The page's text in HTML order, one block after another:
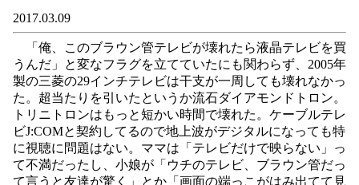
2017.03.09
「俺、このブラウン管テレビが壊れたら液晶テレビを買
うんだ」と変なフラグを立てていたにも関わらず、2005年
製の三菱の29インチテレビは干支が一周しても壊れなかっ
た。超当たりを引いたというか流石ダイアモンドトロン。
トリニトロンはもっと短かい時間で壊れた。ケーブルテレ
ビJ:COMと契約してるので地上波がデジタルになっても特
に視聴に問題はない。ママは「テレビだけで映らない」っ
て不満だったし、小娘が「ウチのテレビ、ブラウン管だっ
て言うと友達が驚く」とか「画面の端っこがはみ出てて見